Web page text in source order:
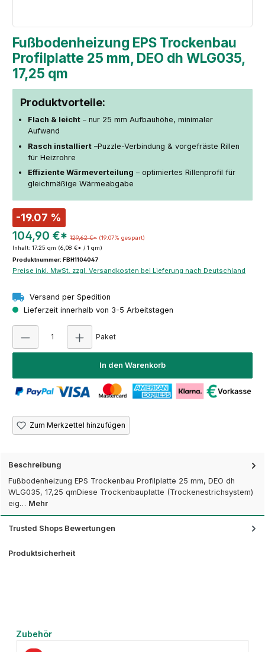
Fußbodenheizung EPS Trockenbau
Profilplatte 25 mm, DEO dh WLG035,
17,25 qm
Produktvorteile:
Flach & leicht– nur 25 mm Aufbauhöhe, minimaler
Aufwand
Rasch installiert–Puzzle-Verbindung & vorgefräste Rillen
für Heizrohre
Effiziente Wärmeverteilung – optimiertes Rillenprofil für
gleichmäßige Wärmeabgabe
-19.07 %
104,90 €* 129,62 €* (19.07% gespart)
Inhalt: 17.25 qm (6,08 €* / 1 qm)
Produktnummer: FBH1104047
Preise inkl. MwSt. zzgl. Versandkosten bei Lieferung nach Deutschland
Versand per Spedition
Lieferzeit innerhalb von 3-5 Arbeitstagen
Paket
In den Warenkorb
Zum Merkzettel hinzufügen
Beschreibung
Fußbodenheizung EPS Trockenbau Profilplatte 25 mm, DEO dh
WLG035, 17,25 qmDiese Trockenbauplatte (Trockenestrichsystem)
eig… Mehr
Trusted Shops Bewertungen
Produktsicherheit
Produktgalerie überspringen
Zubehör